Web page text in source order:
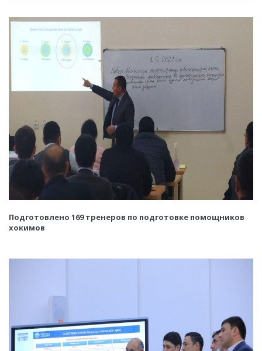
Подготовлено 169 тренеров по подготовке помощников
хокимов